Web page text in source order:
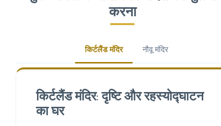
करना
किर्टलैंड मंदिर नौवू मंदिर
किर्टलैंड मंदिर: दृष्टि और रहस्योद्घाटन
का घर